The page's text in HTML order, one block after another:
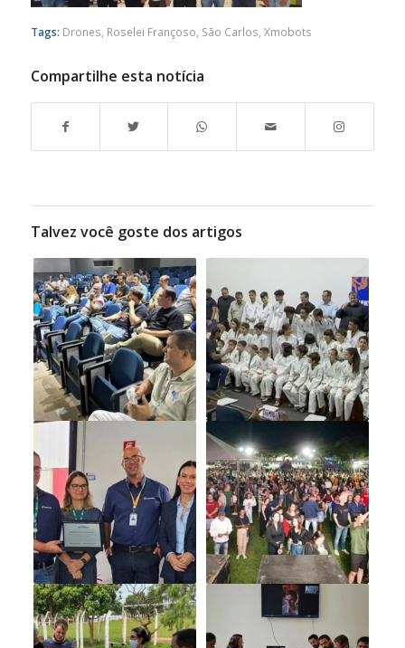
Tags: Drones Roselei Françoso São Carlos Xmobots
Compartilhe esta notícia
Talvez você goste dos artigos